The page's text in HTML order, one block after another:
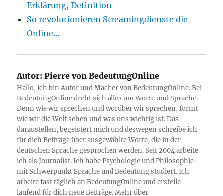
Erklärung, Definition
So revolutionieren Streamingdienste die
Online…
Autor: Pierre von BedeutungOnline
Hallo, ich bin Autor und Macher von BedeutungOnline. Bei
BedeutungOnline dreht sich alles um Worte und Sprache.
Denn wie wir sprechen und worüber wir sprechen, formt
wie wir die Welt sehen und was uns wichtig ist. Das
darzustellen, begeistert mich und deswegen schreibe ich
für dich Beiträge über ausgewählte Worte, die in der
deutschen Sprache gesprochen werden. Seit 2004 arbeite
ich als Journalist. Ich habe Psychologie und Philosophie
mit Schwerpunkt Sprache und Bedeutung studiert. Ich
arbeite fast täglich an BedeutungOnline und erstelle
laufend für dich neue Beiträge. Mehr über